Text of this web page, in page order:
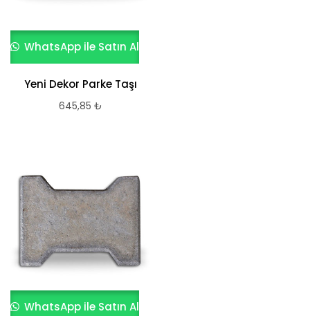
WhatsApp ile Satın Al
Yeni Dekor Parke Taşı
645,85 ₺
WhatsApp ile Satın Al